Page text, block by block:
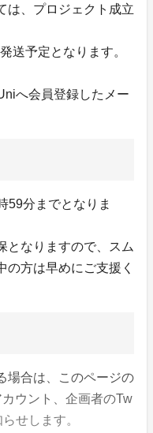
は、プロジェクト成立
送予定となります。
へ会員登録したメー
59分までとなりま
となりますので、スム
の方は早めにご支援く
場合は、このページの
ウント、企画者のTw
せします。